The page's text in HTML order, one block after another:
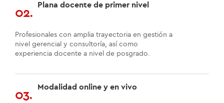
02.
Plana docente de primer nivel
Profesionales con amplia trayectoria en gestión a
nivel gerencial y consultoría, así como
experiencia docente a nivel de posgrado.
03.
Modalidad online y en vivo